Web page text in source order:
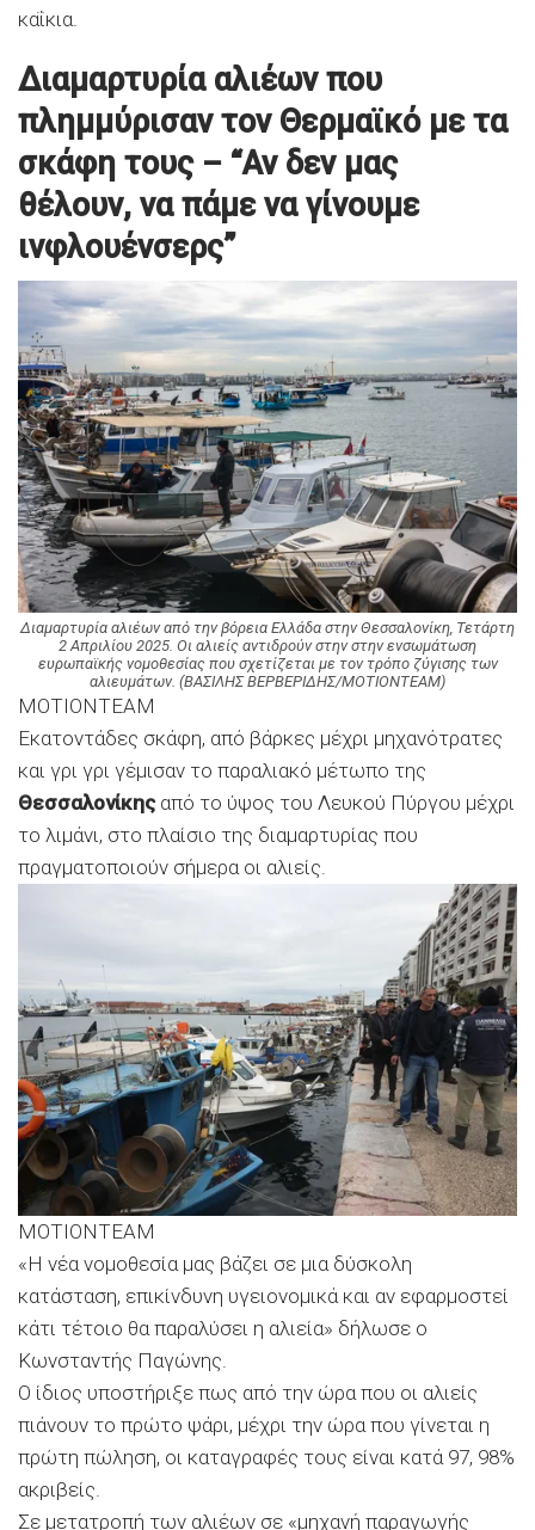
καΐκια.
Διαμαρτυρία αλιέων που
πλημμύρισαν τον Θερμαϊκό με τα
σκάφη τους – “Αν δεν μας
θέλουν, να πάμε να γίνουμε
ινφλουένσερς”
Διαμαρτυρία αλιέων από την βόρεια Ελλάδα στην Θεσσαλονίκη, Τετάρτη
2 Απριλίου 2025. Οι αλιείς αντιδρούν στην στην ενσωμάτωση
ευρωπαϊκής νομοθεσίας που σχετίζεται με τον τρόπο ζύγισης των
αλιευμάτων. (ΒΑΣΙΛΗΣ ΒΕΡΒΕΡΙΔΗΣ/ΜΟΤΙΟΝΤΕΑΜ)
MOTIONTEAM
Εκατοντάδες σκάφη, από βάρκες μέχρι μηχανότρατες
και γρι γρι γέμισαν το παραλιακό μέτωπο της
Θεσσαλονίκηςαπό το ύψος του Λευκού Πύργου μέχρι
το λιμάνι, στο πλαίσιο της διαμαρτυρίας που
πραγματοποιούν σήμερα οι αλιείς.
MOTIONTEAM
«Η νέα νομοθεσία μας βάζει σε μια δύσκολη
κατάσταση, επικίνδυνη υγειονομικά και αν εφαρμοστεί
κάτι τέτοιο θα παραλύσει η αλιεία» δήλωσε ο
Κωνσταντής Παγώνης.
Ο ίδιος υποστήριξε πως από την ώρα που οι αλιείς
πιάνουν το πρώτο ψάρι, μέχρι την ώρα που γίνεται η
πρώτη πώληση, οι καταγραφές τους είναι κατά 97, 98%
ακριβείς.
Σε μετατροπή των αλιέων σε «μηχανή παραγωγής